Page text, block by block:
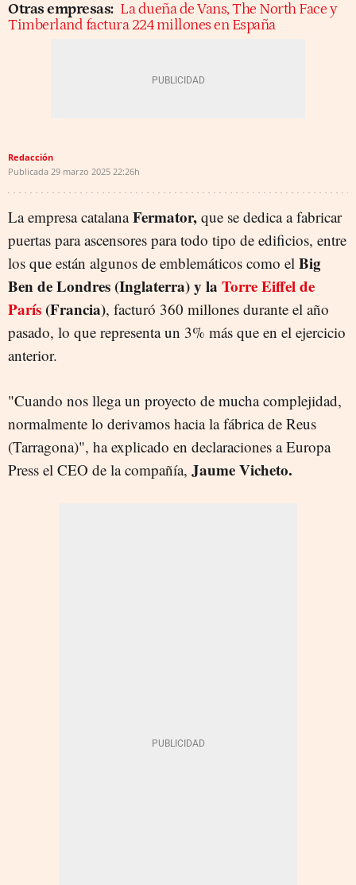
Otras empresas: La dueña de Vans, The North Face y
Timberland factura 224 millones en España
Redacción
Publicada 29 marzo 2025 22:26h
La empresa catalanaFermator, que se dedica a fabricar
puertas para ascensores para todo tipo de edificios, entre
los que están algunos de emblemáticos como el Big
Ben de Londres (Inglaterra) y la Torre Eiffel de
París (Francia), facturó 360 millones durante el año
pasado, lo que representa un 3% más que en el ejercicio
anterior.
"Cuando nos llega un proyecto de mucha complejidad,
normalmente lo derivamos hacia la fábrica de Reus
(Tarragona)", ha explicado en declaraciones a Europa
Press el CEO de la compañía, Jaume Vicheto.